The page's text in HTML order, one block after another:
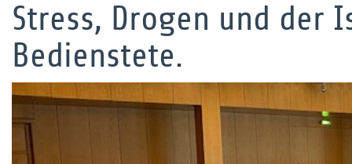
Stress, Drogen und der
Bedienstete.